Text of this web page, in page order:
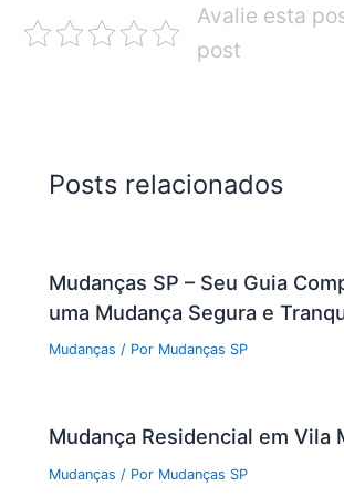
Avalie esta
post
Posts relacionados
Mudanças SP – Seu Guia
uma Mudança Segura e
Mudanças / Por Mudanças SP
Mudança Residencial em Vila
Mudanças / Por Mudanças SP